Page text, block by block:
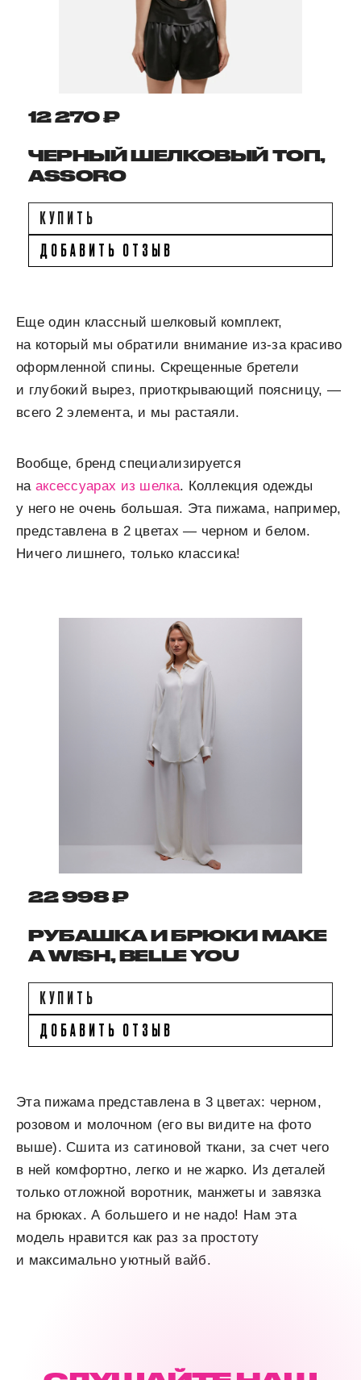
12 270 ₽
ЧЕРНЫЙ ШЕЛКОВЫЙ ТОП,
ASSORO
КУПИТЬ
ДОБАВИТЬ ОТЗЫВ
Еще один классный шелковый комплект,
на который мы обратили внимание из-за красиво
оформленной спины. Скрещенные бретели
и глубокий вырез, приоткрывающий поясницу, —
всего 2 элемента, и мы растаяли.
Вообще, бренд специализируется
на аксессуарах из шелка. Коллекция одежды
у него не очень большая. Эта пижама, например,
представлена в 2 цветах — черном и белом.
Ничего лишнего, только классика!
22 998 ₽
РУБАШКА И БРЮКИ MAKE
A WISH, BELLE YOU
КУПИТЬ
ДОБАВИТЬ ОТЗЫВ
Эта пижама представлена в 3 цветах: черном,
розовом и молочном (его вы видите на фото
выше). Сшита из сатиновой ткани, за счет чего
в ней комфортно, легко и не жарко. Из деталей
только отложной воротник, манжеты и завязка
на брюках. А большего и не надо! Нам эта
модель нравится как раз за простоту
и максимально уютный вайб.